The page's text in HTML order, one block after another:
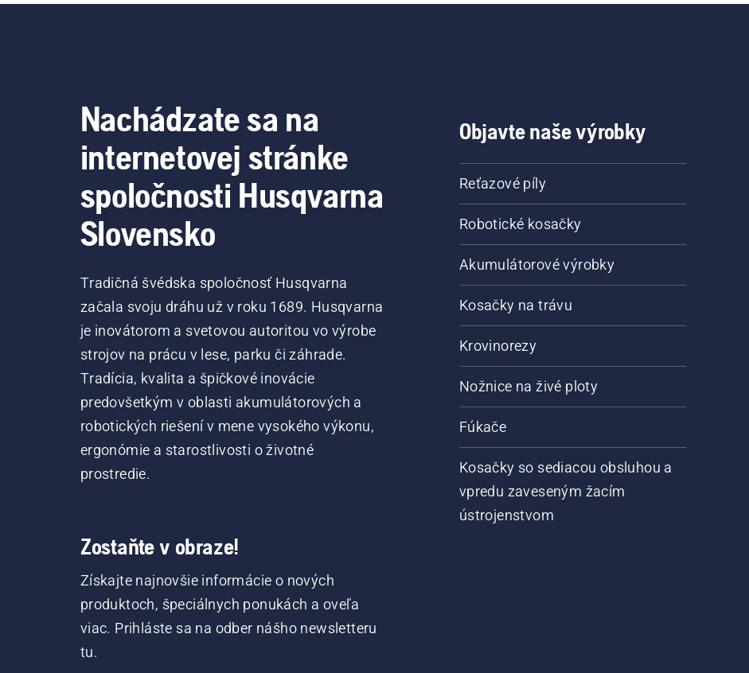
Nachádzate sa na
internetovej stránke
spoločnosti Husqvarna
Slovensko
Tradičná švédska spoločnosť Husqvarna
začala svoju dráhu už v roku 1689. Husqvarna
je inovátorom a svetovou autoritou vo výrobe
strojov na prácu v lese, parku či záhrade.
Tradícia, kvalita a špičkové inovácie
predovšetkým v oblasti akumulátorových a
robotických riešení v mene vysokého výkonu,
ergonómie a starostlivosti o životné
prostredie.
Zostaňte v obraze!
Získajte najnovšie informácie o nových
produktoch, špeciálnych ponukách a oveľa
viac. Prihláste sa na odber nášho newsletteru
tu.
Objavte naše výrobky
Reťazové píly
Robotické kosačky
Akumulátorové výrobky
Kosačky na trávu
Krovinorezy
Nožnice na živé ploty
Fúkače
Kosačky so sediacou obsluhou a
vpredu zaveseným žacím
ústrojenstvom